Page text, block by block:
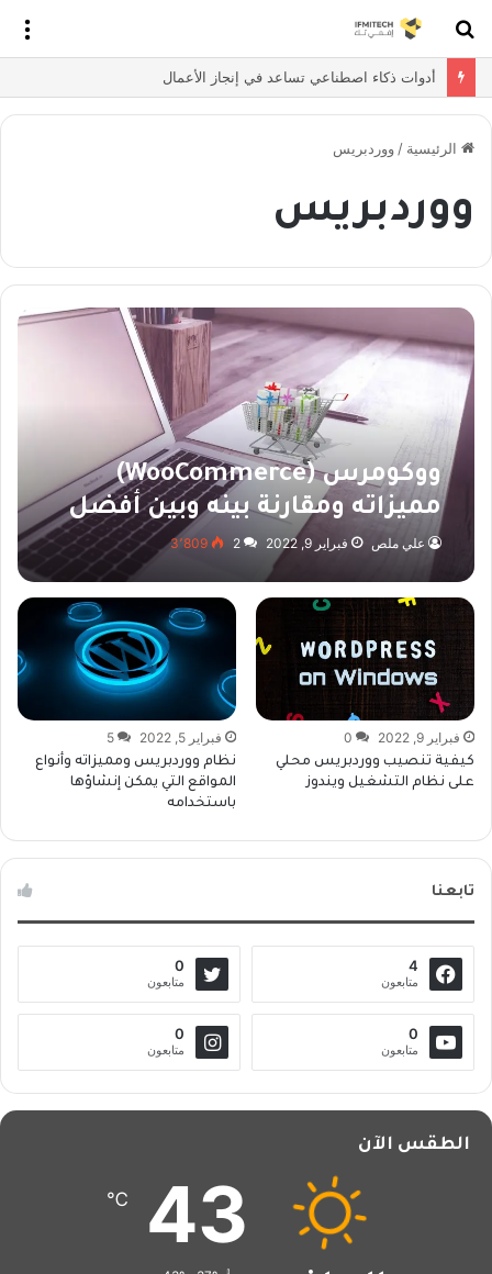
بحث
عن
أدوات ذكاء اصطناعي تساعد في إنجاز الأعمال
الرئيسية / ووردبريس
ووردبريس
ووكومرس (WooCommerce)
مميزاته ومقارنة بينه وبين أفضل
البدائل
علي ملص فبراير 9, 2022 2 3٬809
فبراير 9, 2022 0
كيفية تنصيب ووردبريس محلي
على نظام التشغيل ويندوز
فبراير 5, 2022 5
نظام ووردبريس ومميزاته وأنواع
المواقع التي يمكن إنشاؤها
باستخدامه
تابعنا
4
متابعون
0
متابعون
0
متابعون
0
متابعون
الطقس الآن
43
℃